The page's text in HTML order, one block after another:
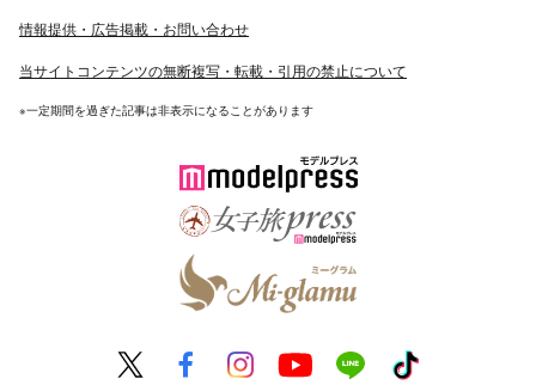
情報提供・広告掲載・お問い合わせ
当サイトコンテンツの無断複写・転載・引用の禁止について
※一定期間を過ぎた記事は非表示になることがあります